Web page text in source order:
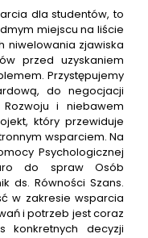
dla studentów, to
miejscu na liście
niwelowania zjawiska
przed uzyskaniem
Przystępujemy
do negocjacji
i niebawem
który przewiduje
wsparciem. Na
Psychologicznej
do spraw Osób
ds. Równości Szans.
w zakresie wsparcia
i potrzeb jest coraz
decyzji